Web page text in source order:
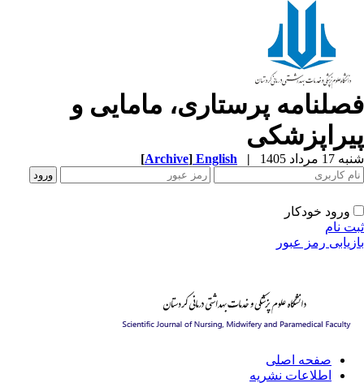
پرستاری، مامایی و
مرداد 1405 |
English
[Archive]
ورود خودکار
نام
رمز عبور
صفحه اصلی
اطلاعات نشریه